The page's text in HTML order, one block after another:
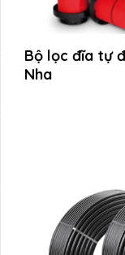
Bộ lọc đĩa tự
Nha